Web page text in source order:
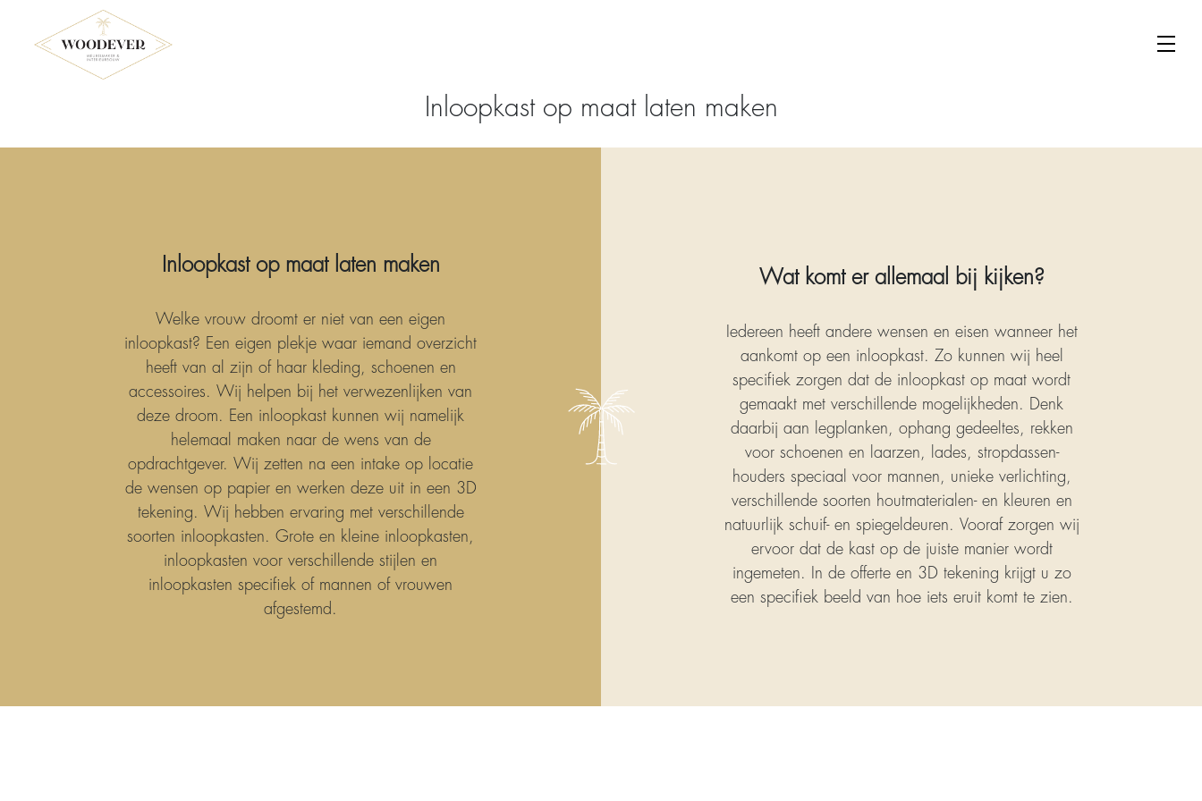
Inloopkast op maat laten maken
Inloopkast op maat laten maken
Welke vrouw droomt er niet van een eigen
inloopkast? Een eigen plekje waar iemand overzicht
heeft van al zijn of haar kleding, schoenen en
accessoires. Wij helpen bij het verwezenlijken van
deze droom. Een inloopkast kunnen wij namelijk
helemaal maken naar de wens van de
opdrachtgever. Wij zetten na een intake op locatie
de wensen op papier en werken deze uit in een 3D
tekening. Wij hebben ervaring met verschillende
soorten inloopkasten. Grote en kleine inloopkasten,
inloopkasten voor verschillende stijlen en
inloopkasten specifiek of mannen of vrouwen
afgestemd.
Wat komt er allemaal bij kijken?
Iedereen heeft andere wensen en eisen wanneer het
aankomt op een inloopkast. Zo kunnen wij heel
specifiek zorgen dat de inloopkast op maat wordt
gemaakt met verschillende mogelijkheden. Denk
daarbij aan legplanken, ophang gedeeltes, rekken
voor schoenen en laarzen, lades, stropdassen-
houders speciaal voor mannen, unieke verlichting,
verschillende soorten houtmaterialen- en kleuren en
natuurlijk schuif- en spiegeldeuren. Vooraf zorgen wij
ervoor dat de kast op de juiste manier wordt
ingemeten. In de offerte en 3D tekening krijgt u zo
een specifiek beeld van hoe iets eruit komt te zien.